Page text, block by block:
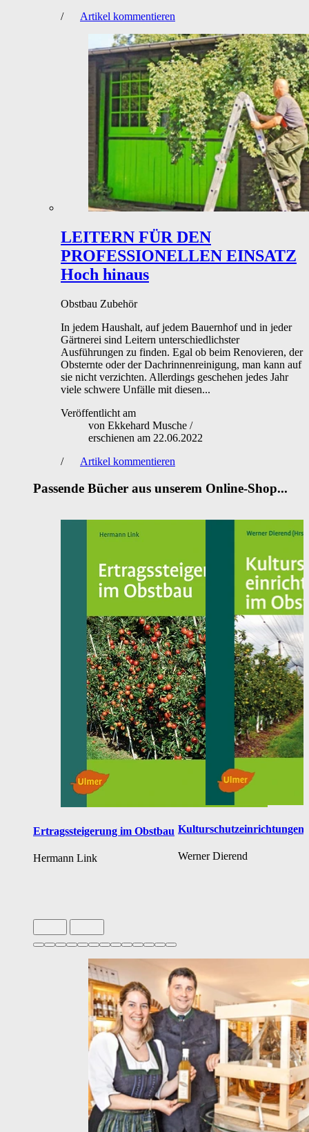
/
Artikel kommentieren
LEITERN FÜR DEN
PROFESSIONELLEN EINSATZ
Hoch hinaus
Obstbau Zubehör
In jedem Haushalt, auf jedem Bauernhof und in jeder
Gärtnerei sind Leitern unterschiedlichster
Ausführungen zu finden. Egal ob beim Renovieren, der
Obsternte oder der Dachrinnenreinigung, man kann auf
sie nicht verzichten. Allerdings geschehen jedes Jahr
viele schwere Unfälle mit diesen...
Veröffentlicht am
von Ekkehard Musche /
erschienen am 22.06.2022
/
Artikel kommentieren
Passende Bücher aus unserem Online-Shop...
Ertragssteigerung im Obstbau
Hermann Link
Kulturschutzeinrichtungen
Werner Dierend
Slide 1 von 13 aktiv